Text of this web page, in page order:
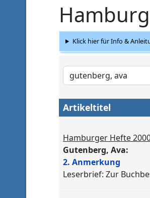
Klick hier für Info &
Artikeltitel
Hamburger Hefte
Gutenberg, Ava:
2. Anmerkung
Leserbrief: Zur